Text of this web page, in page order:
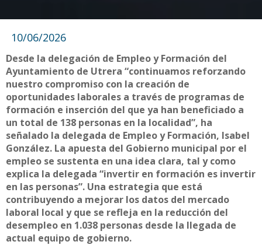
10/06/2026
Desde la delegación de Empleo y Formación del
Ayuntamiento de Utrera “continuamos reforzando
nuestro compromiso con la creación de
oportunidades laborales a través de programas de
formación e inserción del que ya han beneficiado a
un total de 138 personas en la localidad”, ha
señalado la delegada de Empleo y Formación, Isabel
González. La apuesta del Gobierno municipal por el
empleo se sustenta en una idea clara, tal y como
explica la delegada “invertir en formación es invertir
en las personas”. Una estrategia que está
contribuyendo a mejorar los datos del mercado
laboral local y que se refleja en la reducción del
desempleo en 1.038 personas desde la llegada de
actual equipo de gobierno.